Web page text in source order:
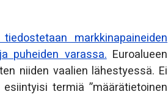
markkinapaineiden
puheiden varassa.Euroalueen
niiden vaalien lähestyessä. Ei
termiä ”määrätietoinen